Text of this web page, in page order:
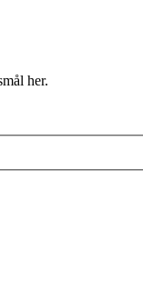
her.